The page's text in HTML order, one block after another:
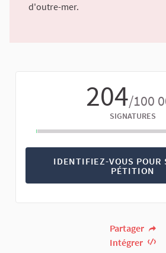
d'outre-mer.
204/100
SIGNATURES
IDENTIFIEZ-VOUS POUR
PÉTITION
Partager
Intégrer